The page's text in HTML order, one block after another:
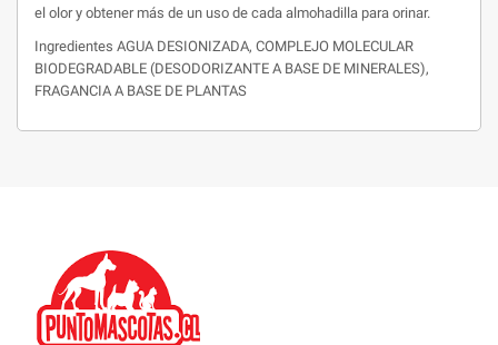
el olor y obtener más de un uso de cada almohadilla para orinar.
Ingredientes AGUA DESIONIZADA, COMPLEJO MOLECULAR
BIODEGRADABLE (DESODORIZANTE A BASE DE MINERALES),
FRAGANCIA A BASE DE PLANTAS